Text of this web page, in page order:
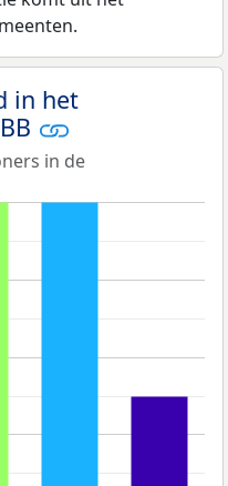
in het
in de